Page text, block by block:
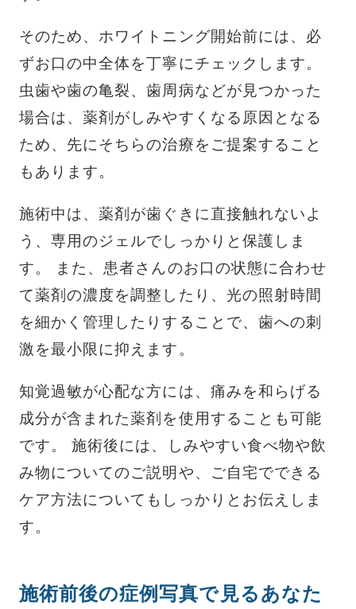
そのため、ホワイトニング開始前には、必
ずお口の中全体を丁寧にチェックします。
虫歯や歯の亀裂、歯周病などが見つかった
場合は、薬剤がしみやすくなる原因となる
ため、先にそちらの治療をご提案すること
もあります。
施術中は、薬剤が歯ぐきに直接触れないよ
う、専用のジェルでしっかりと保護しま
す。 また、患者さんのお口の状態に合わせ
て薬剤の濃度を調整したり、光の照射時間
を細かく管理したりすることで、歯への刺
激を最小限に抑えます。
知覚過敏が心配な方には、痛みを和らげる
成分が含まれた薬剤を使用することも可能
です。 施術後には、しみやすい食べ物や飲
み物についてのご説明や、ご自宅でできる
ケア方法についてもしっかりとお伝えしま
す。
施術前後の症例写真で見るあなた